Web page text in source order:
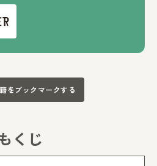
をブックマークする
くじ